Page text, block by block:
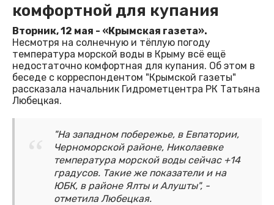
комфортной для купания
Вторник, 12 мая - «Крымская газета».
Несмотря на солнечную и тёплую погоду
температура морской воды в Крыму всё ещё
недостаточно комфортная для купания. Об этом в
беседе с корреспондентом "Крымской газеты"
рассказала начальник Гидрометцентра РК Татьяна
Любецкая.
"На западном побережье, в Евпатории,
Черноморской районе, Николаевке
температура морской воды сейчас +14
градусов. Такие же показатели и на
ЮБК, в районе Ялты и Алушты", -
отметила Любецкая.